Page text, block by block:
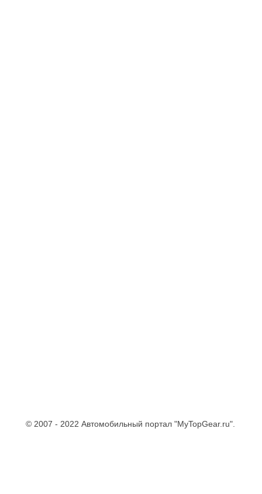
© 2007 - 2022 Автомобильный портал "MyTopGear.ru".